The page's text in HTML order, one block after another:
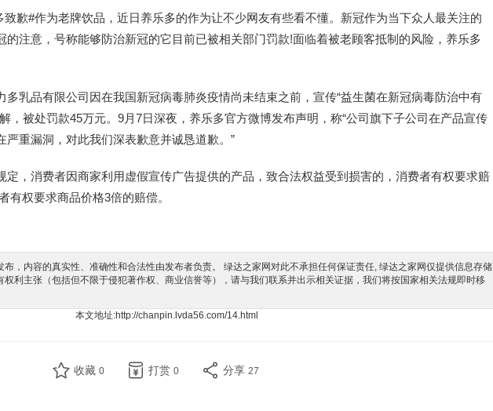
歉#作为老牌饮品，近日养乐多的作为让不少网友有些看不懂。新冠作为当下众人最关注的
的注意，号称能够防治新冠的它目前已被相关部门罚款!面临着被老顾客抵制的风险，养乐多
多乳品有限公司因在我国新冠病毒肺炎疫情尚未结束之前，宣传“益生菌在新冠病毒防治中有
，被处罚款45万元。9月7日深夜，养乐多官方微博发布声明，称“公司旗下子公司在产品宣传
严重漏洞，对此我们深表歉意并诚恳道歉。”
定，消费者因商家利用虚假宣传广告提供的产品，致合法权益受到损害的，消费者有权要求赔
有权要求商品价格3倍的赔偿。
，内容的真实性、准确性和合法性由发布者负责。 绿达之家网对此不承担任何保证责任, 绿达之家网仅提供信息存储
利主张（包括但不限于侵犯著作权、商业信誉等），请与我们联系并出示相关证据，我们将按国家相关法规即时移
本文地址:http://chanpin.lvda56.com/14.html
收藏 0 打赏 0 分享 27